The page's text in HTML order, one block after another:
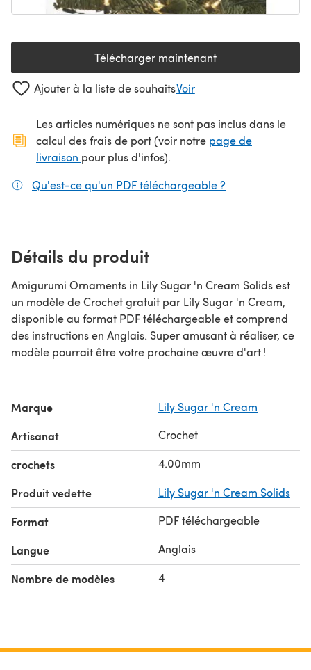
Télécharger maintenant(s'ouvre dans un nouvel
Ajouter à la liste de souhaitsVoir
Les articles numériques ne sont pas inclus dans le
calcul des frais de port (voir notre page de
livraison (s'ouvre dans un nouvel onglet)
pour plus d'infos).
Qu'est-ce qu'un PDF téléchargeable ?
Détails du produit
Amigurumi Ornaments in Lily Sugar 'n Cream Solids est
un modèle de Crochet gratuit par Lily Sugar 'n Cream,
disponible au format PDF téléchargeable et comprend
des instructions en Anglais. Super amusant à réaliser, ce
modèle pourrait être votre prochaine œuvre d'art !
Marque Lily Sugar 'n Cream
Artisanat Crochet
crochets 4.00mm
Produit vedette Lily Sugar 'n Cream Solids
Format PDF téléchargeable
Langue Anglais
Nombre de modèles 4